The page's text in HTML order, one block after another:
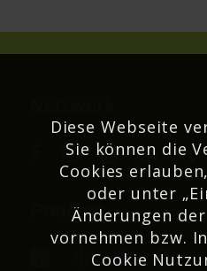
Podcast
Diese Webseite
Sie können die
Cookies
oder unter
Änderungen
vornehmen bzw.
Cookie